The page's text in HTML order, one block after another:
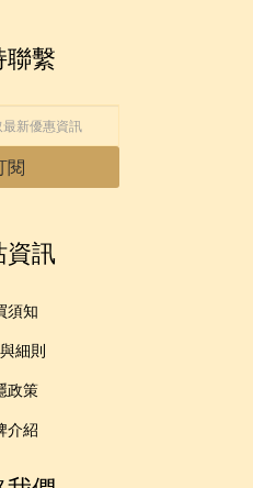
聯繫
閱
資訊
須知
細則
政策
介紹